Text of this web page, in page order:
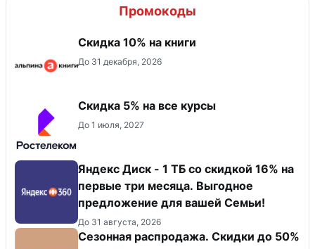
Промокоды
Скидка 10% на книги
До 31 декабря, 2026
Скидка 5% на все курсы
До 1 июля, 2027
Яндекс Диск - 1 ТБ со скидкой 16% на
первые три месяца. Выгодное
предложение для вашей Семьи!
До 31 августа, 2026
Сезонная распродажа. Скидки до 50%